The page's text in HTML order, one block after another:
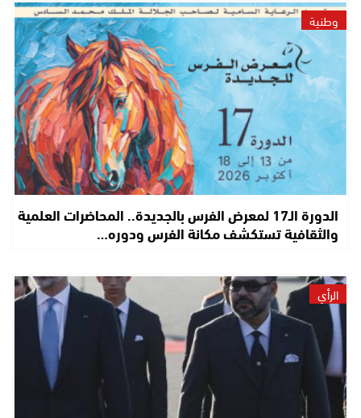
وطنية
الدورة الـ17 لمعرض الفرس بالجديدة.. المحاضرات العلمية
والثقافية تستكشف مكانة الفرس ودوره…
الرأي